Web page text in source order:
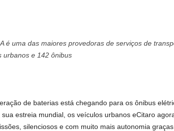
é uma das maiores provedoras de serviços de
urbanos e 142 ônibus
de baterias está chegando para os ônibus
estreia mundial, os veículos urbanos eCitaro
silenciosos e com muito mais autonomia